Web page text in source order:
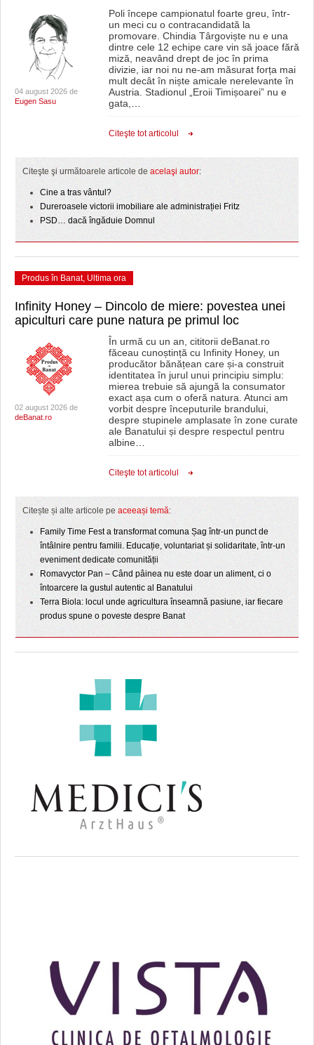
04 august 2026 de
Eugen Sasu
Poli începe campionatul foarte greu, într-
un meci cu o contracandidată la
promovare. Chindia Târgoviște nu e una
dintre cele 12 echipe care vin să joace fără
miză, neavând drept de joc în prima
divizie, iar noi nu ne-am măsurat forța mai
mult decât în niște amicale nerelevante în
Austria. Stadionul „Eroii Timișoarei” nu e
gata,
Citeşte tot articolul
Citeşte şi următoarele articole de acelaşi autor:
Cine a tras vântul?
Dureroasele victorii imobiliare ale administrației Fritz
PSD… dacă îngăduie Domnul
Produs în Banat, Ultima ora
Infinity Honey – Dincolo de miere: povestea unei
apiculturi care pune natura pe primul loc
02 august 2026 de
deBanat.ro
În urmă cu un an, cititorii deBanat.ro
făceau cunoștință cu Infinity Honey, un
producător bănățean care și-a construit
identitatea în jurul unui principiu simplu:
mierea trebuie să ajungă la consumator
exact așa cum o oferă natura. Atunci am
vorbit despre începuturile brandului,
despre stupinele amplasate în zone curate
ale Banatului și despre respectul pentru
albine…
Citeşte tot articolul
Citește și alte articole pe aceeași temă:
Family Time Fest a transformat comuna Șag într-un punct de
întâlnire pentru familii. Educație, voluntariat și solidaritate, într-un
eveniment dedicate comunității
Romavyctor Pan – Când pâinea nu este doar un aliment, ci o
întoarcere la gustul autentic al Banatului
Terra Biola: locul unde agricultura înseamnă pasiune, iar fiecare
produs spune o poveste despre Banat